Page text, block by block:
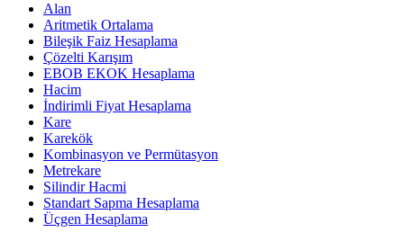
Alan
Aritmetik Ortalama
Bileşik Faiz Hesaplama
Çözelti Karışım
EBOB EKOK Hesaplama
Hacim
İndirimli Fiyat Hesaplama
Kare
Karekök
Kombinasyon ve Permütasyon
Metrekare
Silindir Hacmi
Standart Sapma Hesaplama
Üçgen Hesaplama